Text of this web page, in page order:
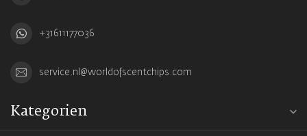
+31611177036
service.nl@worldofscentchips.com
Kategorien